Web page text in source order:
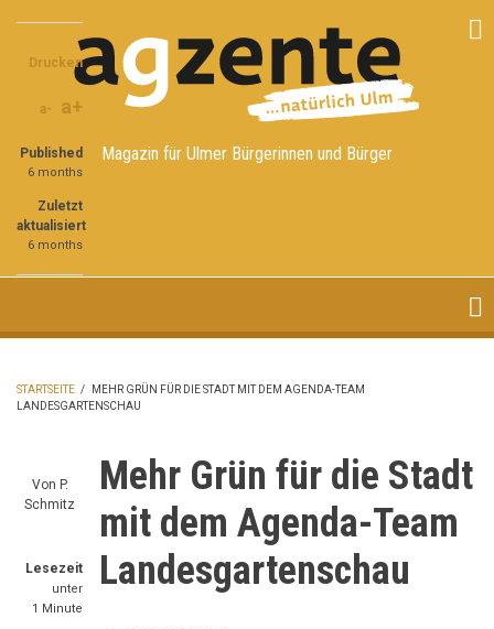
Inhalt
Magazin für Ulmer Bürgerinnen und Bürger
PFADNAVIGATION
STARTSEITE /
MEHR GRÜN FÜR DIE STADT MIT DEM AGENDA-TEAM
LANDESGARTENSCHAU
Von P.
Schmitz
Lesezeit
unter
1 Minute
Share
on
Facebook
Share
on
Twitter
Share
through
email
Drucken
a- a+
Published
6 months
Zuletzt
aktualisiert
6 months
Mehr Grün für die Stadt
mit dem Agenda-Team
Landesgartenschau